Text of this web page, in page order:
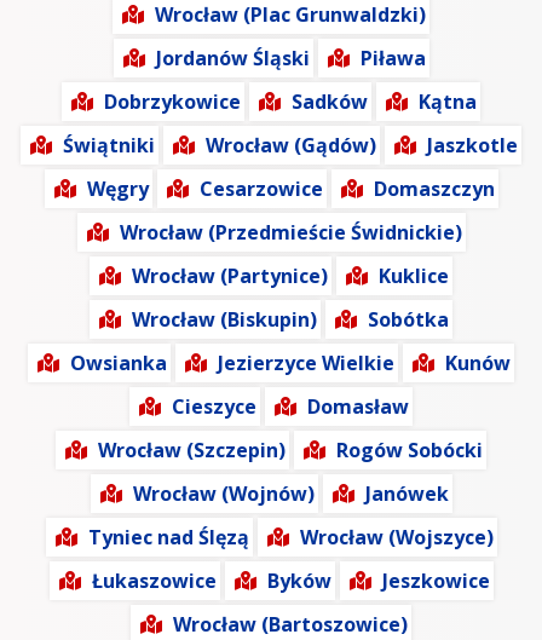
Wrocław (Plac Grunwaldzki)
Jordanów Śląski
Piława
Dobrzykowice
Sadków
Kątna
Świątniki
Wrocław (Gądów)
Jaszkotle
Węgry
Cesarzowice
Domaszczyn
Wrocław (Przedmieście Świdnickie)
Wrocław (Partynice)
Kuklice
Wrocław (Biskupin)
Sobótka
Owsianka
Jezierzyce Wielkie
Kunów
Cieszyce
Domasław
Wrocław (Szczepin)
Rogów Sobócki
Wrocław (Wojnów)
Janówek
Tyniec nad Ślęzą
Wrocław (Wojszyce)
Łukaszowice
Byków
Jeszkowice
Wrocław (Bartoszowice)